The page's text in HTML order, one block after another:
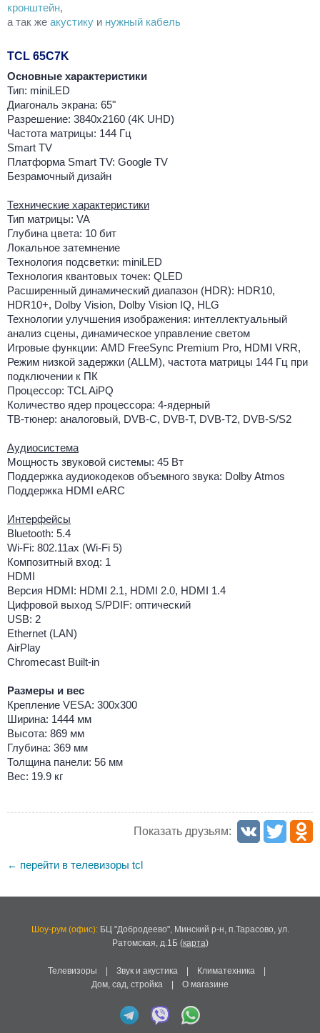
кронштейн,
а так же акустику и нужный кабель
TCL 65C7K
Основные характеристики
Тип: miniLED
Диагональ экрана: 65"
Разрешение: 3840x2160 (4K UHD)
Частота матрицы: 144 Гц
Smart TV
Платформа Smart TV: Google TV
Безрамочный дизайн
Технические характеристики
Тип матрицы: VA
Глубина цвета: 10 бит
Локальное затемнение
Технология подсветки: miniLED
Технология квантовых точек: QLED
Расширенный динамический диапазон (HDR): HDR10,
HDR10+, Dolby Vision, Dolby Vision IQ, HLG
Технологии улучшения изображения: интеллектуальный
анализ сцены, динамическое управление светом
Игровые функции: AMD FreeSync Premium Pro, HDMI VRR,
Режим низкой задержки (ALLM), частота матрицы 144 Гц при
подключении к ПК
Процессор: TCL AiPQ
Количество ядер процессора: 4-ядерный
ТВ-тюнер: аналоговый, DVB-C, DVB-T, DVB-T2, DVB-S/S2
Аудиосистема
Мощность звуковой системы: 45 Вт
Поддержка аудиокодеков объемного звука: Dolby Atmos
Поддержка HDMI eARC
Интерфейсы
Bluetooth: 5.4
Wi-Fi: 802.11ax (Wi-Fi 5)
Композитный вход: 1
HDMI
Версия HDMI: HDMI 2.1, HDMI 2.0, HDMI 1.4
Цифровой выход S/PDIF: оптический
USB: 2
Ethernet (LAN)
AirPlay
Chromecast Built-in
Размеры и вес
Крепление VESA: 300x300
Ширина: 1444 мм
Высота: 869 мм
Глубина: 369 мм
Толщина панели: 56 мм
Вес: 19.9 кг
Показать друзьям:
← перейти в телевизоры tcl
Шоу-рум (офис):БЦ "Добродеево", Минский р-н, п.Тарасово, ул.
Ратомская, д.1Б(карта)
Телевизоры | Звук и акустика | Климатехника |
Дом, сад, стройка | О магазине